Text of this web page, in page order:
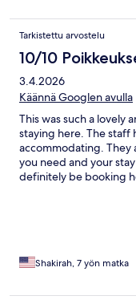
Tarkistettu arvostelu
10/10
3.4.2026
Käännä Googlen avulla
This was such a lovely
staying here. The staff
accommodating. They
you need and your
definitely be booking
Shakirah, 7 yön matka